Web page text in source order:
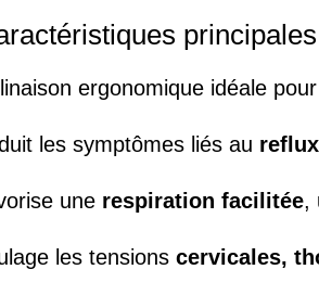
principales
ergonomique idéale
les symptômes liés au
une respiration facilitée,
les tensions cervicales,